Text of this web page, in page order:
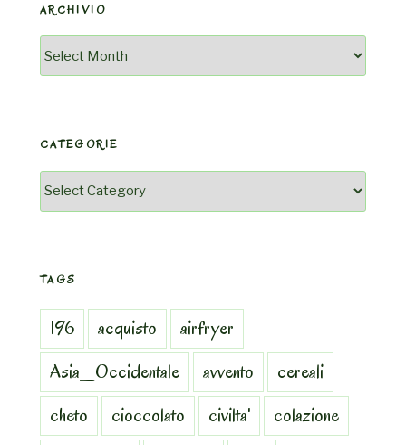
ARCHIVIO
Archivio
CATEGORIE
Categorie
TAGS
196 acquisto
airfryer
Asia_Occidentale
avvento
cereali
cheto
cioccolato civilta'
colazione